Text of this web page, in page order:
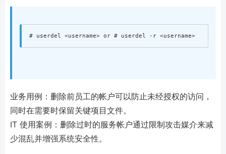
业务用例：删除前员工的帐户可以防止未经授权的访问，
同时在需要时保留关键项目文件。
IT 使用案例：删除过时的服务帐户通过限制攻击媒介来减
少混乱并增强系统安全性。